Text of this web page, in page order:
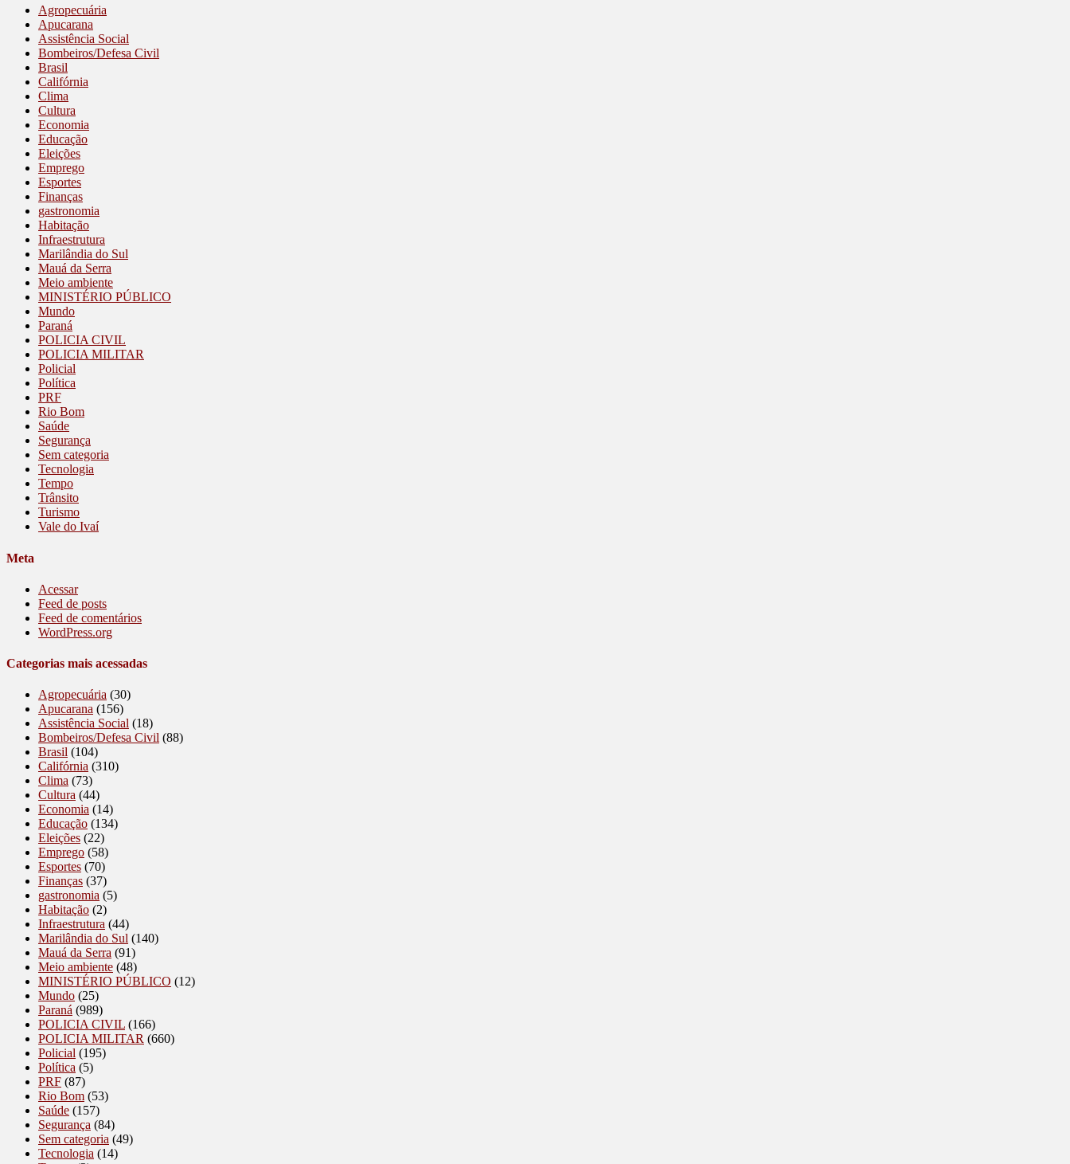
Agropecuária
Apucarana
Assistência Social
Bombeiros/Defesa Civil
Brasil
Califórnia
Clima
Cultura
Economia
Educação
Eleições
Emprego
Esportes
Finanças
gastronomia
Habitação
Infraestrutura
Marilândia do Sul
Mauá da Serra
Meio ambiente
MINISTÉRIO PÚBLICO
Mundo
Paraná
POLICIA CIVIL
POLICIA MILITAR
Policial
Política
PRF
Rio Bom
Saúde
Segurança
Sem categoria
Tecnologia
Tempo
Trânsito
Turismo
Vale do Ivaí
Meta
Acessar
Feed de posts
Feed de comentários
WordPress.org
Categorias mais acessadas
Agropecuária (30)
Apucarana (156)
Assistência Social (18)
Bombeiros/Defesa Civil (88)
Brasil (104)
Califórnia (310)
Clima (73)
Cultura (44)
Economia (14)
Educação (134)
Eleições (22)
Emprego (58)
Esportes (70)
Finanças (37)
gastronomia (5)
Habitação (2)
Infraestrutura (44)
Marilândia do Sul (140)
Mauá da Serra (91)
Meio ambiente (48)
MINISTÉRIO PÚBLICO (12)
Mundo (25)
Paraná (989)
POLICIA CIVIL (166)
POLICIA MILITAR (660)
Policial (195)
Política (5)
PRF (87)
Rio Bom (53)
Saúde (157)
Segurança (84)
Sem categoria (49)
Tecnologia (14)